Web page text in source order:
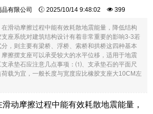
品有限公司 2025/10/14 9:48:02 399
滑动摩擦过程中能有效耗散地震能量，降低结构
座系统对建筑结构设计有着非常重要的影响3-3若
，则主要有梁桥、浮桥、索桥和拱桥这四种基本
擦摆支座可以承受较大的水平位移，适用于地震
承垫石应注意几点事项：⑴、支承垫石的平面尺
载为宜，一般长度与宽度应比橡胶支座大10CM左
动摩擦过程中能有效耗散地震能量，